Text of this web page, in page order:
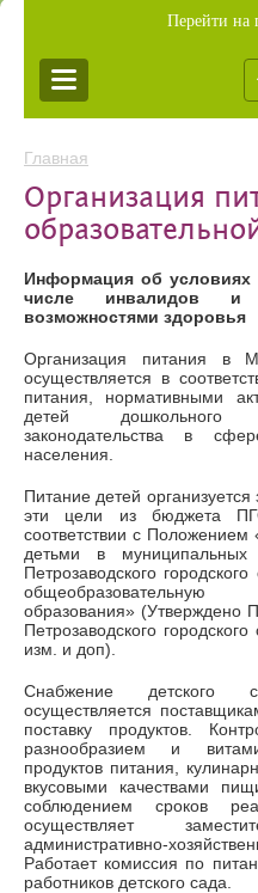
Перейти на
Главная
Организация
Информация об условиях
числе инвалидов и
возможностями здоровья
Организация питания
осуществляется в
питания, нормативными
детей дошкольного
законодательства в
населения.
Питание детей
эти цели из бюджета
соответствии с
детьми в муниципальных
Петрозаводского
образования» (Утверждено
Петрозаводского
изм. и доп).
Снабжение детского
осуществляется
поставку продуктов.
разнообразием и
продуктов питания,
вкусовыми качествами
соблюдением сроков
осуществляет
административно-
Работает комиссия по
работников детского сада.